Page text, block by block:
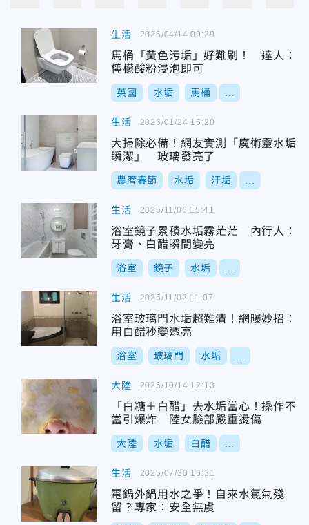
生活
馬桶「黃色污垢」好難刷！ 達人：
檸檬酸粉浸泡即可
英國 水垢 馬桶
2026/04/14 09:29
生活
大掃除必備！網友實測「魔術靈水垢
瞬潔」 玻璃發亮了
農曆春節 水垢 汙垢
2026/01/24 15:20
生活
浴室鏡子累積水垢霧茫茫 內行人：
牙膏、白醋瞬間變亮
浴室 鏡子 水垢
2025/11/06 15:41
生活
浴室玻璃門水垢超難清！網曝妙招：
用白醋秒變透亮
浴室 玻璃門 水垢
2025/11/02 11:07
大陸
「白糖＋白醋」去水垢當心！操作不
當引爆炸 陸女臉部嚴重燙傷
大陸 水垢 白醋
2025/10/14 12:13
生活
電鍋外鍋用水之爭！自來水氯氣殘
留？專家：安全無虞
2025/07/30 16:31